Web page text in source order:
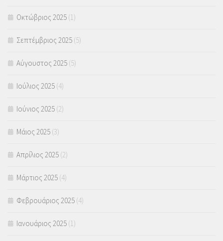
Οκτώβριος 2025 (1)
Σεπτέμβριος 2025 (5)
Αύγουστος 2025 (5)
Ιούλιος 2025 (4)
Ιούνιος 2025 (2)
Μάιος 2025 (3)
Απρίλιος 2025 (2)
Μάρτιος 2025 (4)
Φεβρουάριος 2025 (4)
Ιανουάριος 2025 (1)